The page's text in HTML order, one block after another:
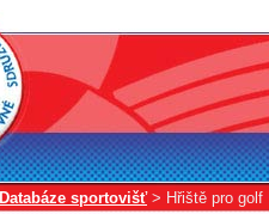
Databáze sportovišť> Hřiště pro golf